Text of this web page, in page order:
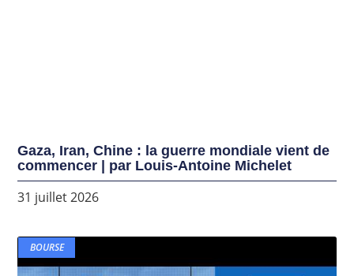
Gaza, Iran, Chine : la guerre mondiale vient de
commencer | par Louis-Antoine Michelet
31 juillet 2026
BOURSE